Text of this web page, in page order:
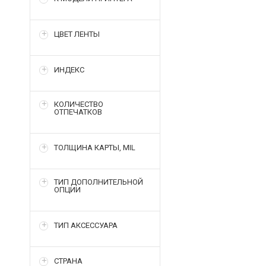
ЦВЕТ ЛЕНТЫ
ИНДЕКС
КОЛИЧЕСТВО
ОТПЕЧАТКОВ
ТОЛЩИНА КАРТЫ, MIL
ТИП ДОПОЛНИТЕЛЬНОЙ
ОПЦИИ
ТИП АКСЕССУАРА
СТРАНА